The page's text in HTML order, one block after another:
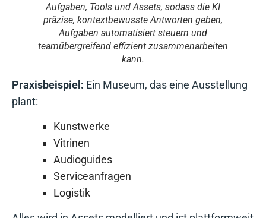
Aufgaben, Tools und Assets, sodass die KI
präzise, kontextbewusste Antworten geben,
Aufgaben automatisiert steuern und
teamübergreifend effizient zusammenarbeiten
kann.
Praxisbeispiel: Ein Museum, das eine Ausstellung
plant:
Kunstwerke
Vitrinen
Audioguides
Serviceanfragen
Logistik